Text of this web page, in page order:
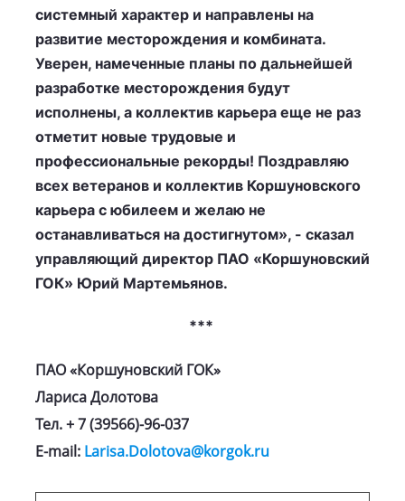
системный характер и направлены на
развитие месторождения и комбината.
Уверен, намеченные планы по дальнейшей
разработке месторождения будут
исполнены, а коллектив карьера еще не раз
отметит новые трудовые и
профессиональные рекорды! Поздравляю
всех ветеранов и коллектив Коршуновского
карьера с юбилеем и желаю не
останавливаться на достигнутом», - сказал
управляющий директор ПАО «Коршуновский
ГОК» Юрий Мартемьянов.
***
ПАО «Коршуновский ГОК»
Лариса Долотова
Тел. + 7 (39566)-96-037
E-mail: Larisa.Dolotova@korgok.ru